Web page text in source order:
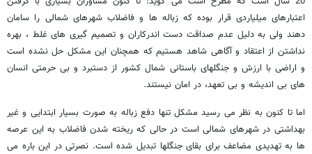
اعتبارهای میلیاردی قرار بوده که زباله ها و فاضلاب شهرهای شمالی را سامان
دهند ولی به دلیل عدم صداقت دست اندرکاران و تصمیم گیری های غلط ، بهره
نداشتن از اعتقاد و آگاهی شاهد هستیم که همچنان این مشکل حل نشده است
و اراضی با ارزش و جنگلهای باستانی شمال کشور از دستبرد و بی حرمتی انسان
های بی اندیشه و بی تعهد، در امان نیستند.
اما تا کنون به نظر می رسید مشکل تنها دفع زباله به صورت بسیار ابتدایی و غیر
بهداشتی در شهرهای شمالی است در حالی که ریخته شدن فاضلاب به این عرصه
ها به تهدیدی مضاعف برای بقای جنگلها تبدیل شده است. نصرتی در این باره می